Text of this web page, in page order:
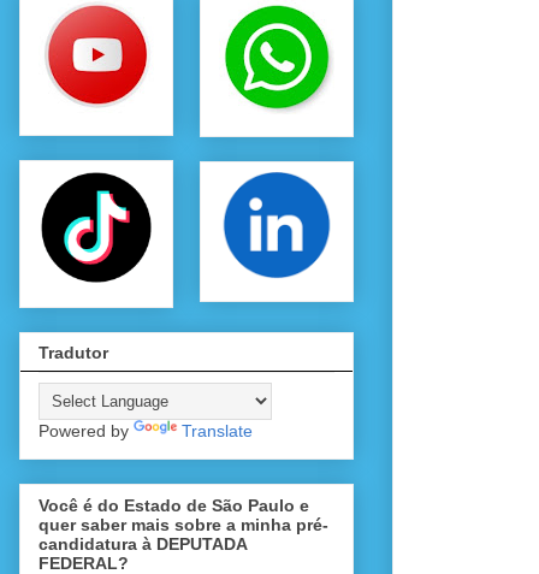
Tradutor
Powered by Translate
Você é do Estado de São Paulo e
quer saber mais sobre a minha pré-
candidatura à DEPUTADA
FEDERAL?